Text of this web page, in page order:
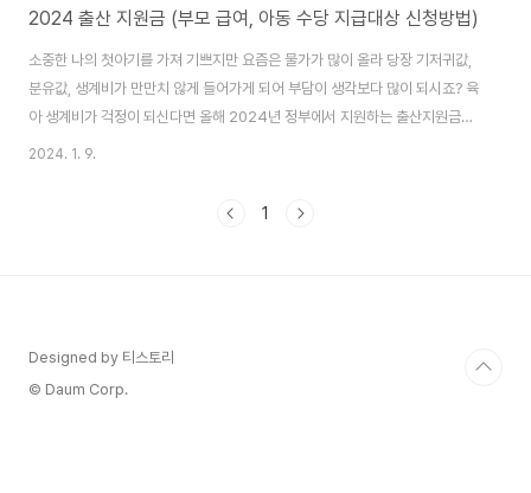
2024 출산 지원금 (부모 급여, 아동 수당 지급대상 신청방법)
소중한 나의 첫아기를 가져 기쁘지만 요즘은 물가가 많이 올라 당장 기저귀값,
분유값, 생계비가 만만치 않게 들어가게 되어 부담이 생각보다 많이 되시죠? 육
아 생계비가 걱정이 되신다면 올해 2024년 정부에서 지원하는 출산지원금
200만 원과 부모급여 100만 원, 아동급여 10만 원까지 폭넓게 지원되는 지원
처음 아기를 낳을 때 200만 원 출산 지원금 (첫 만남 이용권) 신청방법 먼저 예
2024. 1. 9.
1
Designed by 티스토리
© Daum Corp.